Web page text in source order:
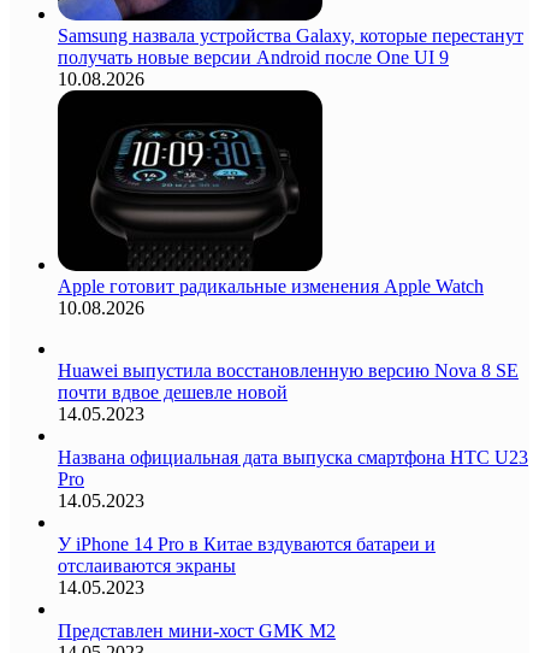
Samsung назвала устройства Galaxy, которые перестанут
получать новые версии Android после One UI 9
10.08.2026
Apple готовит радикальные изменения Apple Watch
10.08.2026
Huawei выпустила восстановленную версию Nova 8 SE
почти вдвое дешевле новой
14.05.2023
Названа официальная дата выпуска смартфона HTC U23
Pro
14.05.2023
У iPhone 14 Pro в Китае вздуваются батареи и
отслаиваются экраны
14.05.2023
Представлен мини-хост GMK M2